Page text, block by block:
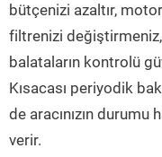
bütçenizi azaltır,
filtrenizi değiştirmeniz,
balataların kontrolü
Kısacası periyodik
de aracınızın
verir.